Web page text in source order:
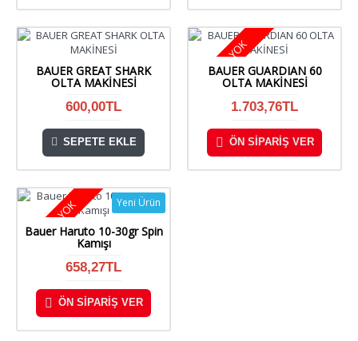
BAUER GREAT SHARK
OLTA MAKİNESİ
600,00TL
SEPETE EKLE
STOKTA YOK
BAUER GUARDIAN 60
OLTA MAKİNESİ
1.703,76TL
ÖN SIPARIŞ VER
Yeni Ürün
STOKTA YOK
Bauer Haruto 10-30gr Spin
Kamışı
658,27TL
ÖN SIPARIŞ VER